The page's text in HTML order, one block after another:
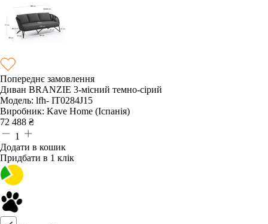
Попереднє замовлення
Диван BRANZIE 3-місний темно-сірий
Модель: lfh- IT0284J15
Виробник: Kave Home (Іспанія)
72 488 ₴
1
Додати в кошик
Придбати в 1 клік